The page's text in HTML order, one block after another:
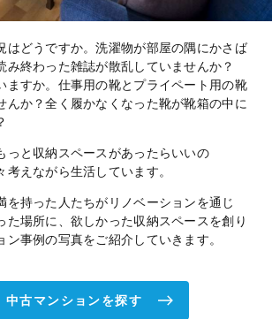
はどうですか。洗濯物が部屋の隅にかさば
み終わった雑誌が散乱していませんか？
ますか。仕事用の靴とプライペート用の靴
んか？全く履かなくなった靴が靴箱の中に
っと収納スペースがあったらいいの
考えながら生活しています。
を持った人たちがリノベーションを通じ
た場所に、欲しかった収納スペースを創り
ン事例の写真をご紹介していきます。
中古マンションを探す